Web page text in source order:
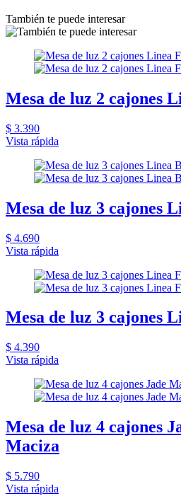
También te puede interesar
Mesa de luz 2 cajones
$ 3.390
Vista rápida
Mesa de luz 3 cajones
$ 4.690
Vista rápida
Mesa de luz 3 cajones
$ 4.390
Vista rápida
Mesa de luz 4 cajones
Maciza
$ 5.790
Vista rápida